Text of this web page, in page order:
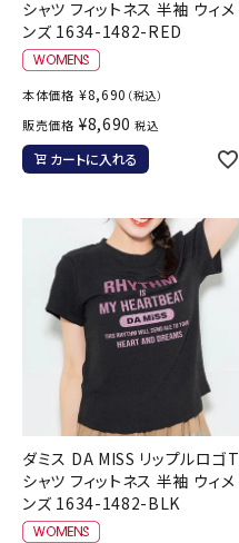
シャツ フィットネス 半袖 ウィメ
ンズ 1634-1482-RED
本体価格 ¥8,690 （税込）
販売価格 ¥8,690 税込
カートに入れる
ダミス DA MISS リップルロゴT
シャツ フィットネス 半袖 ウィメ
ンズ 1634-1482-BLK